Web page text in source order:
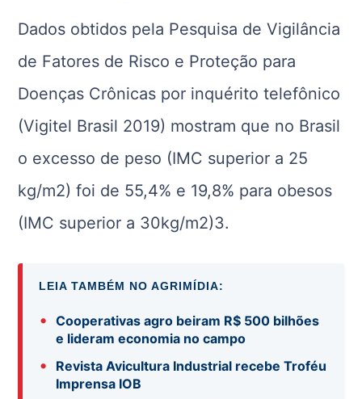
Dados obtidos pela Pesquisa de Vigilância
de Fatores de Risco e Proteção para
Doenças Crônicas por inquérito telefônico
(Vigitel Brasil 2019) mostram que no Brasil
o excesso de peso (IMC superior a 25
kg/m2) foi de 55,4% e 19,8% para obesos
(IMC superior a 30kg/m2)3.
LEIA TAMBÉM NO AGRIMÍDIA:
•
Cooperativas agro beiram R$ 500 bilhões
e lideram economia no campo
•
Revista Avicultura Industrial recebe Troféu
Imprensa IOB